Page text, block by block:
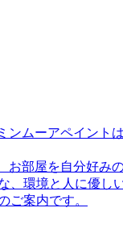
ンムーアペイント
お部屋を自分好み
環境と人に優し
ご案内です。